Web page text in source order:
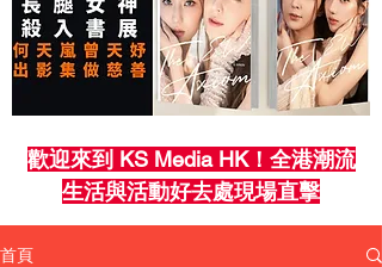
歡迎來到 KS Media HK！全港潮流
生活與活動好去處現場直擊
首頁